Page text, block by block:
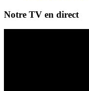
Notre TV en direct